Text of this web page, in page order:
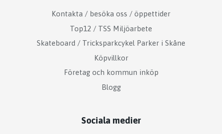
Kontakta / besöka oss / öppettider
Top12 / TSS Miljöarbete
Skateboard / Tricksparkcykel Parker i Skåne
Köpvillkor
Företag och kommun inköp
Blogg
Sociala medier